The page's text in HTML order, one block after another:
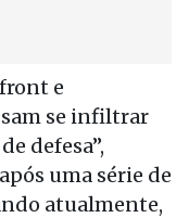
e
se infiltrar
defesa”,
uma série de
atualmente,